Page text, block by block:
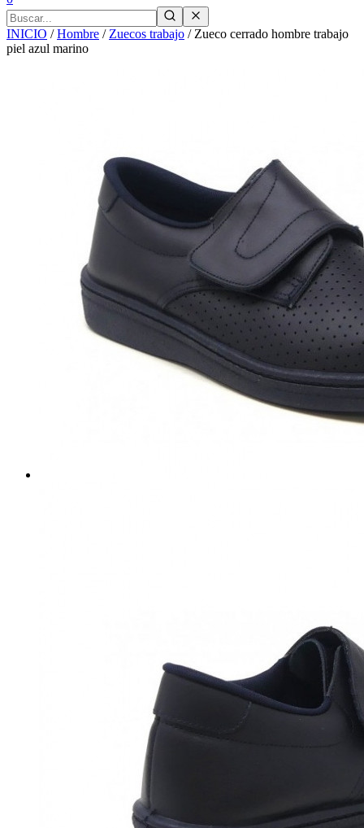
INICIO /Hombre / Zuecos trabajo / Zueco cerrado hombre trabajo
piel azul marino